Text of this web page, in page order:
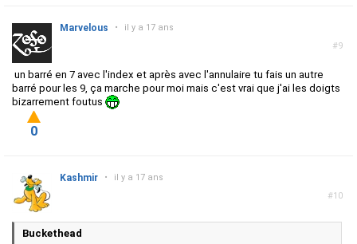
#9
Marvelous • il y a 17 ans
un barré en 7 avec l'index et après avec l'annulaire tu fais un autre
barré pour les 9, ça marche pour moi mais c'est vrai que j'ai les doigts
bizarrement foutus
0
#10
Kashmir • il y a 17 ans
Buckethead